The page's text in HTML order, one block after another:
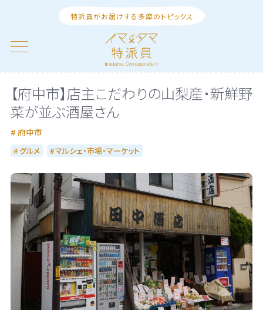
特派員がお届けする多摩のトピックス
【府中市】店主こだわりの山梨産・新鮮野
菜が並ぶ酒屋さん
府中市
グルメ マルシェ・市場・マーケット